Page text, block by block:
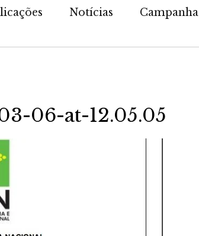
Notícias Campanha
06-at-12.05.05